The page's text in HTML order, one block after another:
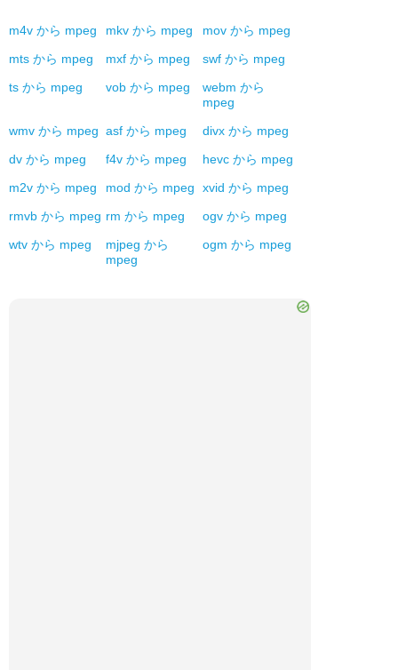
m4v から mpeg mkv から mpeg mov から mpeg
mts から mpeg mxf から mpeg swf から mpeg
ts から mpeg vob から mpeg webm から
mpeg
wmv から mpeg asf から mpeg divx から mpeg
dv から mpeg f4v から mpeg hevc から mpeg
m2v から mpeg mod から mpeg xvid から mpeg
rmvb から mpeg rm から mpeg ogv から mpeg
wtv から mpeg mjpeg から
mpeg
ogm から mpeg